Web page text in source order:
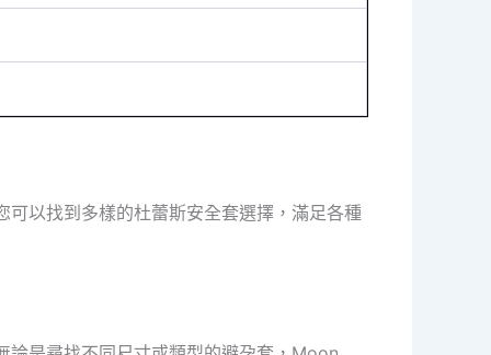
以找到多樣的杜蕾斯安全套選擇，滿足各種